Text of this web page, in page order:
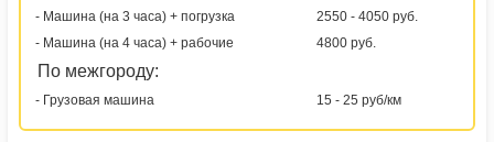
- Машина (на 3 часа) + погрузка
2550 - 4050 руб.
- Машина (на 4 часа) + рабочие
4800 руб.
По межгороду:
- Грузовая машина 15 - 25 руб/км